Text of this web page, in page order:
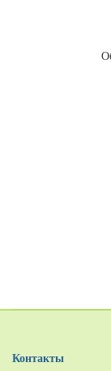
Контакты